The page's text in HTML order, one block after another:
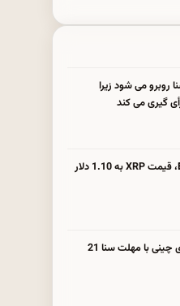
روبرو می شود زیرا
با بازگشت جریان ETF، قیمت XRP به 1.10 دلار
اپل در مورد تراشه های چینی با مهلت سنا 21